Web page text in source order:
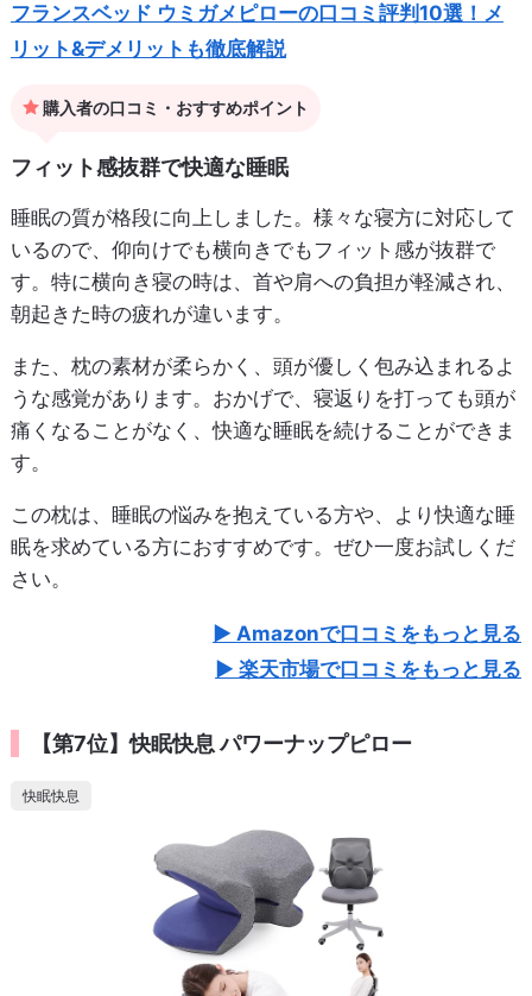
フランスベッド ウミガメピローの口コミ評判10選！メ
リット&デメリットも徹底解説
購入者の口コミ・おすすめポイント
フィット感抜群で快適な睡眠
睡眠の質が格段に向上しました。様々な寝方に対応して
いるので、仰向けでも横向きでもフィット感が抜群で
す。特に横向き寝の時は、首や肩への負担が軽減され、
朝起きた時の疲れが違います。
また、枕の素材が柔らかく、頭が優しく包み込まれるよ
うな感覚があります。おかげで、寝返りを打っても頭が
痛くなることがなく、快適な睡眠を続けることができま
す。
この枕は、睡眠の悩みを抱えている方や、より快適な睡
眠を求めている方におすすめです。ぜひ一度お試しくだ
さい。
Amazonで口コミをもっと見る
楽天市場で口コミをもっと見る
【第7位】快眠快息 パワーナップピロー
快眠快息